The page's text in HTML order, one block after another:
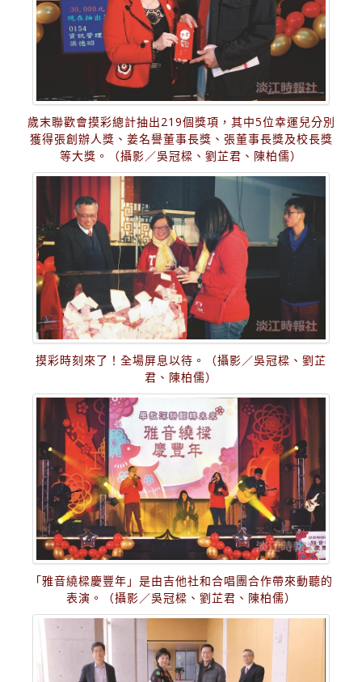
歲末聯歡會摸彩總計抽出219個獎項，其中5位幸運兒分別
獲得張創辦人獎、姜名譽董事長獎、張董事長獎及校長獎
等大獎。（攝影／吳冠樑、劉芷君、陳柏儒）
摸彩時刻來了！全場屏息以待。（攝影／吳冠樑、劉芷
君、陳柏儒）
「雅音繞樑慶豐年」是由吉他社和合唱團合作帶來動聽的
表演。（攝影／吳冠樑、劉芷君、陳柏儒）